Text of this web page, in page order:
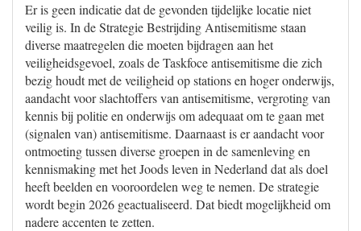
Er is geen indicatie dat de gevonden tijdelijke locatie niet
veilig is. In de Strategie Bestrijding Antisemitisme staan
diverse maatregelen die moeten bijdragen aan het
veiligheidsgevoel, zoals de Taskfoce antisemitisme die zich
bezig houdt met de veiligheid op stations en hoger onderwijs,
aandacht voor slachtoffers van antisemitisme, vergroting van
kennis bij politie en onderwijs om adequaat om te gaan met
(signalen van) antisemitisme. Daarnaast is er aandacht voor
ontmoeting tussen diverse groepen in de samenleving en
kennismaking met het Joods leven in Nederland dat als doel
heeft beelden en vooroordelen weg te nemen. De strategie
wordt begin 2026 geactualiseerd. Dat biedt mogelijkheid om
nadere accenten te zetten.